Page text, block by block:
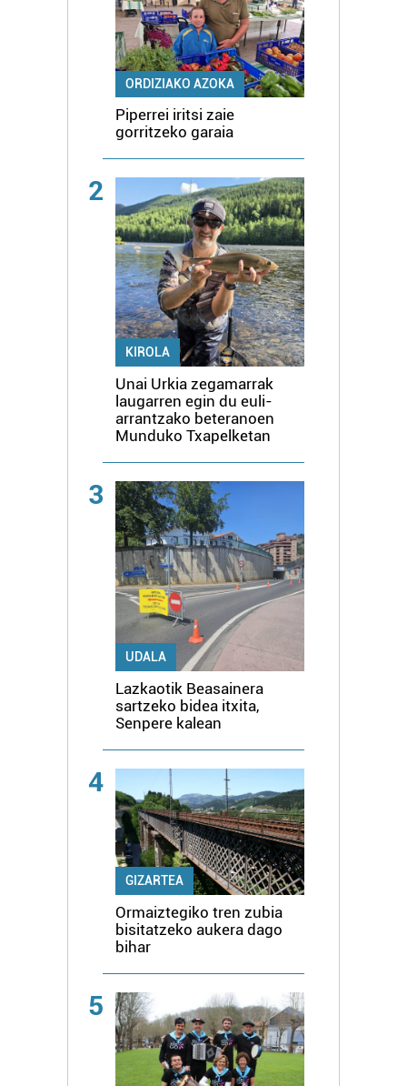
ORDIZIAKO AZOKA
Piperrei iritsi zaie
gorritzeko garaia
2
KIROLA
Unai Urkia zegamarrak
laugarren egin du euli-
arrantzako beteranoen
Munduko Txapelketan
3
UDALA
Lazkaotik Beasainera
sartzeko bidea itxita,
Senpere kalean
4
GIZARTEA
Ormaiztegiko tren zubia
bisitatzeko aukera dago
bihar
5